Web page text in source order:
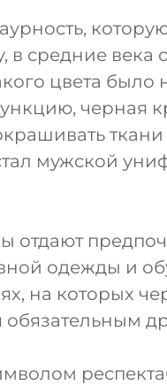
в средние века
цвета
черная
мужской
одежды и
на которых
обязательным